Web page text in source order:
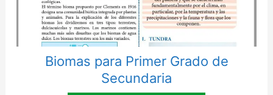
Biomas para Primer Grado de
Secundaria